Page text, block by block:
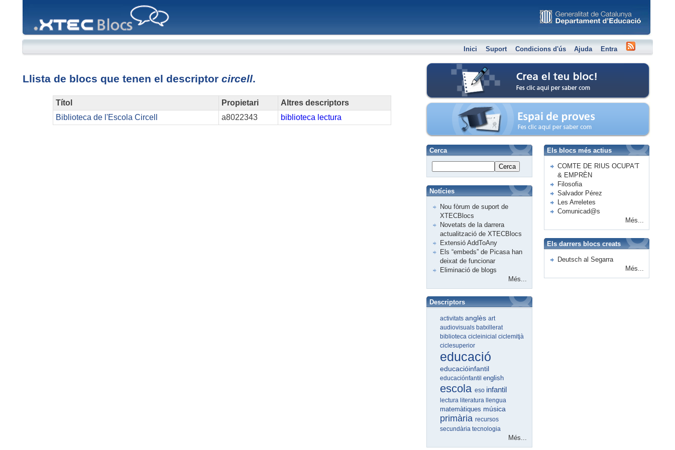
Inici Suport Condicions d'ús Ajuda Entra
Llista de blocs que tenen el descriptor circell.
Títol Propietari
Altres descriptors
Biblioteca de l'Escola Circell
a8022343 biblioteca lectura
Crea el teu bloc
Espai de proves
Cerca
Cerca
Notícies
Nou fòrum de suport de
XTECBlocs
Novetats de la darrera
actualització de XTECBlocs
Extensió AddToAny
Els “embeds” de Picasa han
deixat de funcionar
Eliminació de blogs
Més...
Descriptors
activitatsanglèsart
audiovisualsbatxillerat
bibliotecacicleinicialciclemitjà
ciclesuperior
educació
educacióinfantil
educaciónfantilenglish
escolaeso infantil
lecturaliteraturallengua
matemàtiques música
primàriarecursos
secundàriatecnologia
Més...
Els blocs més actius
COMTE DE RIUS OCUPA'T
& EMPRÈN
Filosofia
Salvador Pérez
Les Arreletes
Comunicad@s
Més...
Els darrers blocs creats
Deutsch al Segarra
Més...